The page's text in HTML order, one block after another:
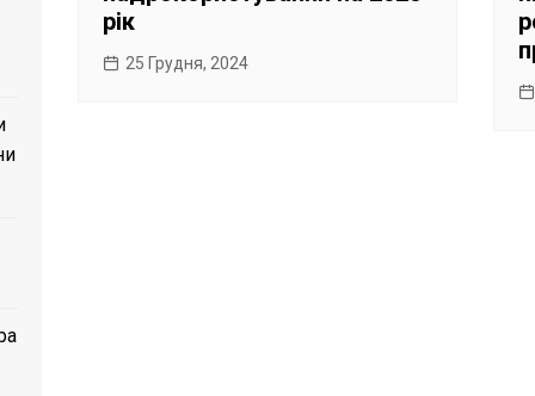
рік
25 Грудня, 2024